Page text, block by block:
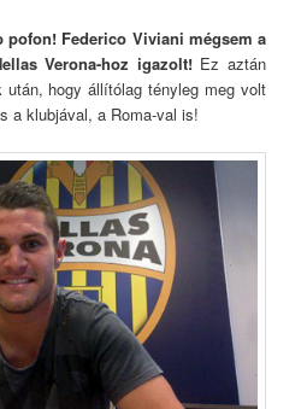
pofon! Federico Viviani mégsem a
Verona-hoz igazolt!Ez aztán
hogy állítólag tényleg meg volt
a klubjával, a Roma-val is!